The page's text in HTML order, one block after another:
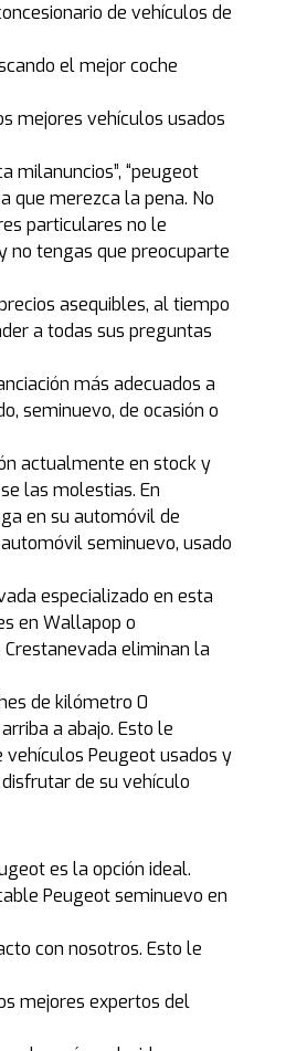
de vehículos de
el mejor coche
mejores vehículos usados
milanuncios”, “peugeot
que merezca la pena. No
particulares no le
no tengas que preocuparte
asequibles, al tiempo
a todas sus preguntas
más adecuados a
seminuevo, de ocasión o
actualmente en stock y
las molestias. En
en su automóvil de
seminuevo, usado
especializado en esta
en Wallapop o
eliminan la
de kilómetro 0
a abajo. Esto le
Peugeot usados y
de su vehículo
es la opción ideal.
Peugeot seminuevo en
con nosotros. Esto le
mejores expertos del